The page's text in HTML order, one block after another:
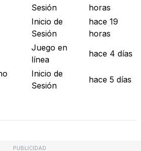
Sesión
horas
Inicio de
Sesión
hace 19
horas
Juego en
línea
hace 4 días
Inicio de
Sesión
hace 5 días
PUBLICIDAD